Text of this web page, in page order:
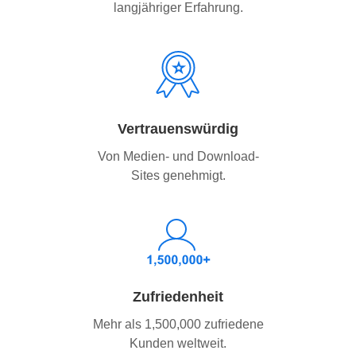
langjähriger Erfahrung.
Vertrauenswürdig
Von Medien- und Download-
Sites genehmigt.
Zufriedenheit
Mehr als 1,500,000 zufriedene
Kunden weltweit.